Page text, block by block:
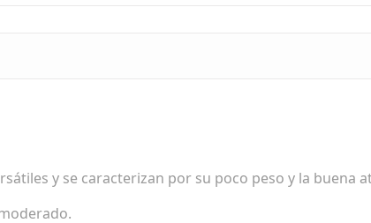
y se caracterizan por su poco peso y la buena